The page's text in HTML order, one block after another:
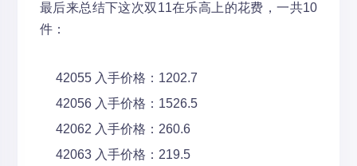
最后来总结下这次双11在乐高上的花费，一共10
件：
42055 入手价格：1202.7
42056 入手价格：1526.5
42062 入手价格：260.6
42063 入手价格：219.5